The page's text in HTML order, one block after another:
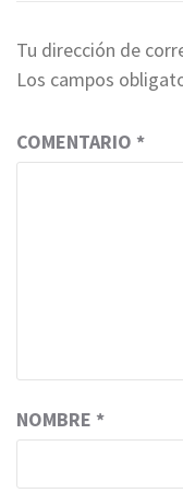
Tu dirección de
Los campos
COMENTARIO *
NOMBRE *